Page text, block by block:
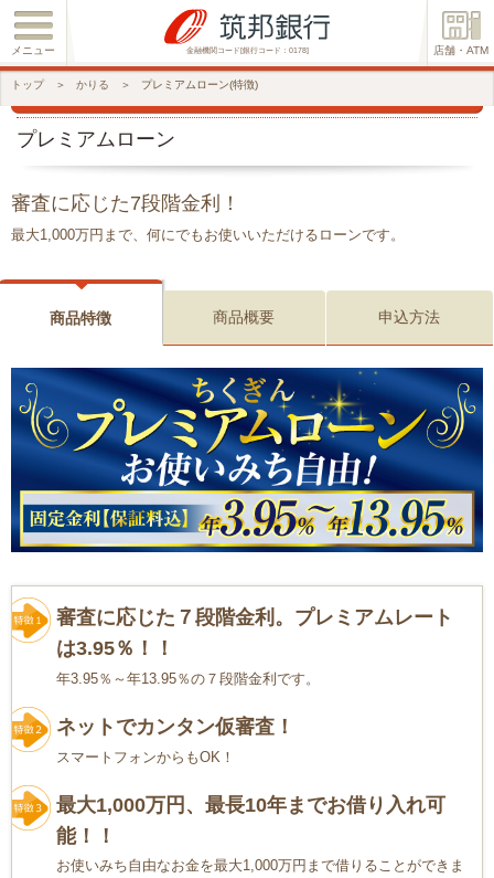
金融機関コード[銀行コード：0178]
メニュー 店舗・ATM
トップ ＞ かりる ＞ プレミアムローン(特徴)
プレミアムローン
審査に応じた7段階金利！
最大1,000万円まで、何にでもお使いいただけるローンです。
商品特徴 商品概要 申込方法
審査に応じた７段階金利。プレミアムレート
は3.95％！！
年3.95％～年13.95％の７段階金利です。
ネットでカンタン仮審査！
スマートフォンからもOK！
最大1,000万円、最長10年までお借り入れ可
能！！
お使いみち自由なお金を最大1,000万円まで借りることができま